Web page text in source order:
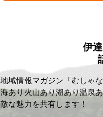
伊
地域情報マガジン「むしゃ
海あり火山あり湖あり温泉
敵な魅力を共有します！